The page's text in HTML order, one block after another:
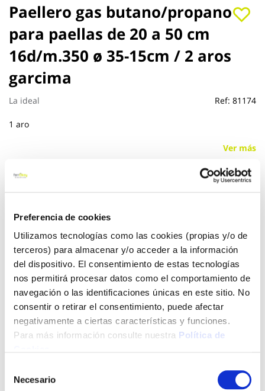
Preferencia de cookies
Utilizamos tecnologías como las cookies (propias y/o de
terceros) para almacenar y/o acceder a la información
del dispositivo. El consentimiento de estas tecnologías
nos permitirá procesar datos como el comportamiento de
navegación o las identificaciones únicas en este sitio. No
consentir o retirar el consentimiento, puede afectar
negativamente a ciertas características y funciones.
Para más información consulte nuestra Política de
Necesario
Paellero gas butano/propano
para paellas de 20 a 50 cm
16d/m.350 ø 35-15cm / 2 aros
garcima
La ideal Ref: 81174
1 aro
Ver más
24,99 €
Click&Collect - Recogida gratis
en nuestras tiendas
Envío a domicilio:
5 días hábiles
+ INFO
Saltar
al
comienzo
de
la
galería
de
imágenes